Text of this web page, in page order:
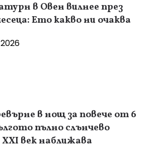
в Овен вилнее през
Ето какво ни очаква
в нощ за повече от 6
пълно слънчево
век наближава